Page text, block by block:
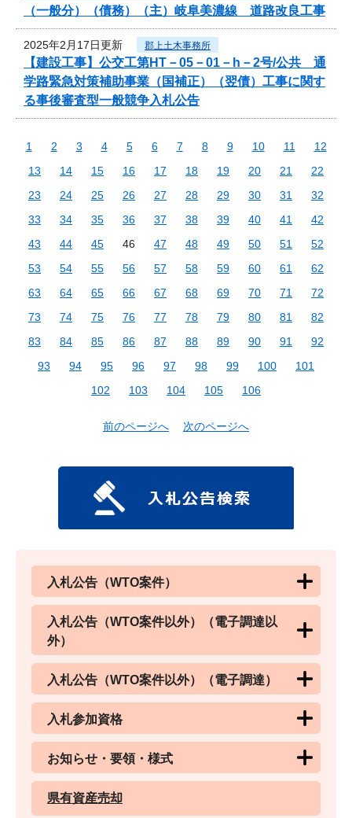
（一般分）（債務）（主）岐阜美濃線 道路改良工事
2025年2月17日更新 郡上土木事務所
【建設工事】公交工第HT－05－01－h－2号/公共 通
学路緊急対策補助事業（国補正）（翌債）工事に関す
る事後審査型一般競争入札公告
1 2 3 4 5 6 7 8 9 10 11
12
13
14 15 16 17 18 19 20 21
22
23
24 25 26 27 28 29 30 31
32
33
34 35 36 37 38 39 40 41
42
43
44 45 46 47 48 49 50 51
52
53
54 55 56 57 58 59 60 61
62
63
64 65 66 67 68 69 70 71
72
73
74 75 76 77 78 79 80 81
82
83
84 85 86 87 88 89 90 91
92
93
94 95 96 97 98 99 100
101
102
103 104 105 106
前のページへ 次のページへ
入札公告（WTO案件）
入札公告（WTO案件以外）（電子調達以
外）
入札公告（WTO案件以外）（電子調達）
入札参加資格
お知らせ・要領・様式
県有資産売却